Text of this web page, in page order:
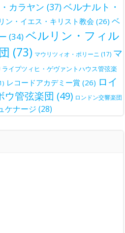
カラヤン (37)ベルナルト・
ン・イエス・キリスト教会 (26) ベ
(34)ベルリン・フィル
(73) マウリツィオ・ポリーニ (17) マ
ライプツィヒ・ゲヴァントハウス管弦楽
レコードアカデミー賞 (26) ロイ
ウ管弦楽団 (49) ロンドン交響楽団
ケナージ (28)